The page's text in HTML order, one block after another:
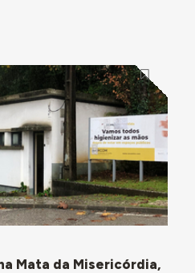
Mata da Misericórdia,